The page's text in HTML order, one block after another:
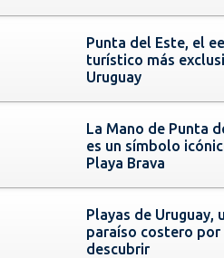
Punta del Este, el
turístico más
Uruguay
La Mano de Punta
es un símbolo
Playa Brava
Playas de Uruguay,
paraíso costero por
descubrir